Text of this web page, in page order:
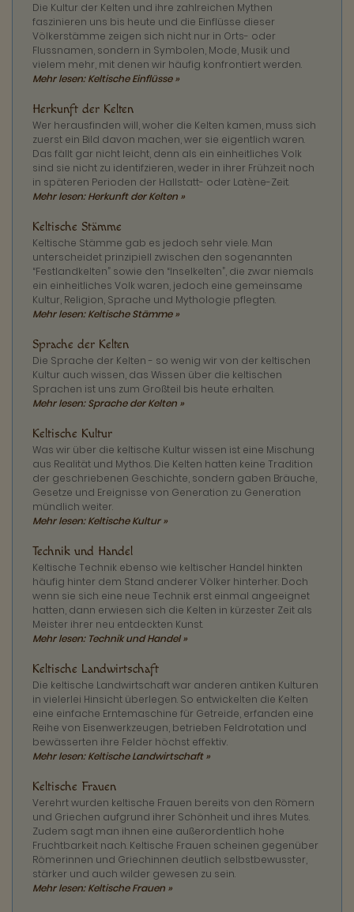
Die Kultur der Kelten und ihre zahlreichen Mythen
faszinieren uns bis heute und die Einflüsse dieser
Völkerstämme zeigen sich nicht nur in Orts- oder
Flussnamen, sondern in Symbolen, Mode, Musik und
vielem mehr, mit denen wir häufig konfrontiert werden.
Mehr lesen: Keltische Einflüsse »
Herkunft der Kelten
Wer herausfinden will, woher die Kelten kamen, muss sich
zuerst ein Bild davon machen, wer sie eigentlich waren.
Das fällt gar nicht leicht, denn als ein einheitliches Volk
sind sie nicht zu identifzieren, weder in ihrer Frühzeit noch
in späteren Perioden der Hallstatt- oder Latène-Zeit.
Mehr lesen: Herkunft der Kelten »
Keltische Stämme
Keltische Stämme gab es jedoch sehr viele. Man
unterscheidet prinzipiell zwischen den sogenannten
“Festlandkelten” sowie den “Inselkelten”, die zwar niemals
ein einheitliches Volk waren, jedoch eine gemeinsame
Kultur, Religion, Sprache und Mythologie pflegten.
Mehr lesen: Keltische Stämme »
Sprache der Kelten
Die Sprache der Kelten - so wenig wir von der keltischen
Kultur auch wissen, das Wissen über die keltischen
Sprachen ist uns zum Großteil bis heute erhalten.
Mehr lesen: Sprache der Kelten »
Keltische Kultur
Was wir über die keltische Kultur wissen ist eine Mischung
aus Realität und Mythos. Die Kelten hatten keine Tradition
der geschriebenen Geschichte, sondern gaben Bräuche,
Gesetze und Ereignisse von Generation zu Generation
mündlich weiter.
Mehr lesen: Keltische Kultur »
Technik und Handel
Keltische Technik ebenso wie keltischer Handel hinkten
häufig hinter dem Stand anderer Völker hinterher. Doch
wenn sie sich eine neue Technik erst einmal angeeignet
hatten, dann erwiesen sich die Kelten in kürzester Zeit als
Meister ihrer neu entdeckten Kunst.
Mehr lesen: Technik und Handel »
Keltische Landwirtschaft
Die keltische Landwirtschaft war anderen antiken Kulturen
in vielerlei Hinsicht überlegen. So entwickelten die Kelten
eine einfache Erntemaschine für Getreide, erfanden eine
Reihe von Eisenwerkzeugen, betrieben Feldrotation und
bewässerten ihre Felder höchst effektiv.
Mehr lesen: Keltische Landwirtschaft »
Keltische Frauen
Verehrt wurden keltische Frauen bereits von den Römern
und Griechen aufgrund ihrer Schönheit und ihres Mutes.
Zudem sagt man ihnen eine außerordentlich hohe
Fruchtbarkeit nach. Keltische Frauen scheinen gegenüber
Römerinnen und Griechinnen deutlich selbstbewusster,
stärker und auch wilder gewesen zu sein.
Mehr lesen: Keltische Frauen »